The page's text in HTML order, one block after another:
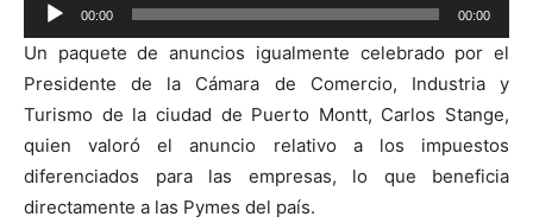
de
audio
00:00 00:00
Un paquete de anuncios igualmente celebrado por el
Presidente de la Cámara de Comercio, Industria y
Turismo de la ciudad de Puerto Montt, Carlos Stange,
quien valoró el anuncio relativo a los impuestos
diferenciados para las empresas, lo que beneficia
directamente a las Pymes del país.